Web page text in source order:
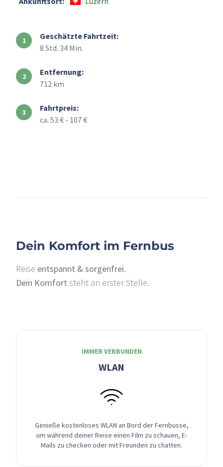
Geschätzte Fahrtzeit:
8 Std. 34 Min.
Entfernung:
712 km
Fahrtpreis:
ca. 53 € - 107 €
Dein Komfort im Fernbus
Reise entspannt & sorgenfrei.
Dein Komfort steht an erster Stelle.
IMMER VERBUNDEN
WLAN
Genieße kostenloses WLAN an Bord der Fernbusse,
um während deiner Reise einen Film zu schauen, E-
Mails zu checken oder mit Freunden zu chatten.